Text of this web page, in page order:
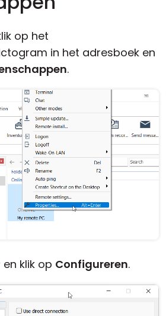
op het
in het adresboek en
.
en klik op Configureren.